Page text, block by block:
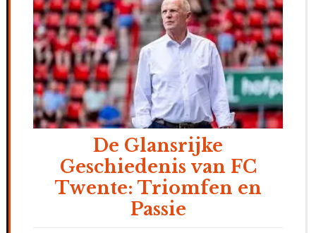
De Glansrijke
Geschiedenis van FC
Twente: Triomfen en
Passie